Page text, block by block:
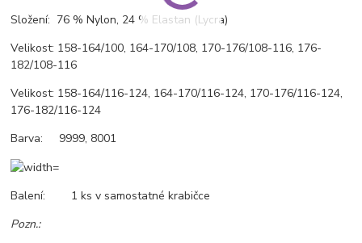
Složení: 76 % Nylon, 24 % Elastan (Lycra)
Velikost: 158-164/100, 164-170/108, 170-176/108-116, 176-
182/108-116
Velikost: 158-164/116-124, 164-170/116-124, 170-176/116-124,
176-182/116-124
Barva: 9999, 8001
Balení: 1 ks v samostatné krabičce
Pozn.: